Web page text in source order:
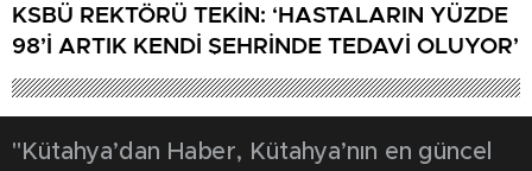
KSBÜ REKTÖRÜ TEKİN: ‘HASTALARIN YÜZDE
98’İ ARTIK KENDİ ŞEHRİNDE TEDAVİ OLUYOR’
"Kütahya’dan Haber, Kütahya’nın en güncel